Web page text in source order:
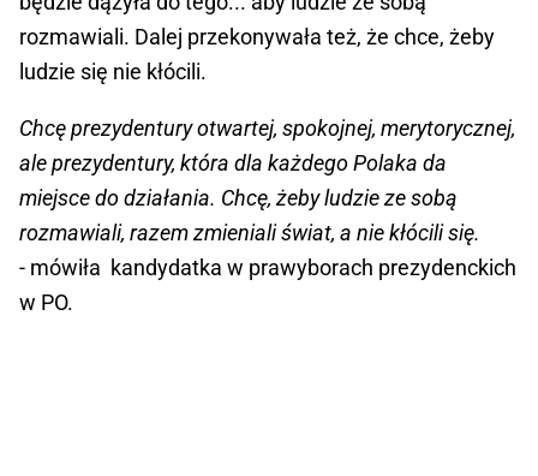
rozmawiali. Dalej przekonywała też, że chce, żeby
ludzie się nie kłócili.
Chcę prezydentury otwartej, spokojnej, merytorycznej,
ale prezydentury, która dla każdego Polaka da
miejsce do działania. Chcę, żeby ludzie ze sobą
rozmawiali, razem zmieniali świat, a nie kłócili się.
- mówiła kandydatka w prawyborach prezydenckich
w PO.